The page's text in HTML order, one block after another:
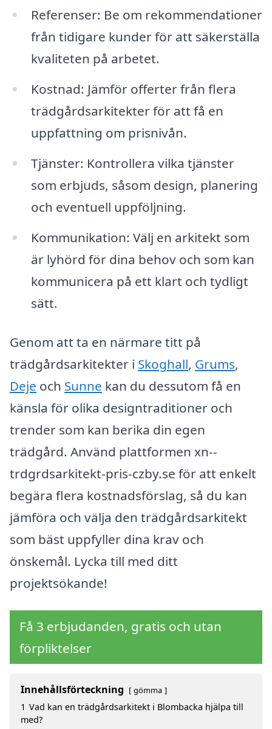
Referenser: Be om rekommendationer
från tidigare kunder för att säkerställa
kvaliteten på arbetet.
Kostnad: Jämför offerter från flera
trädgårdsarkitekter för att få en
uppfattning om prisnivån.
Tjänster: Kontrollera vilka tjänster
som erbjuds, såsom design, planering
och eventuell uppföljning.
Kommunikation: Välj en arkitekt som
är lyhörd för dina behov och som kan
kommunicera på ett klart och tydligt
sätt.
Genom att ta en närmare titt på
trädgårdsarkitekter i Skoghall, Grums,
Deje och Sunne kan du dessutom få en
känsla för olika designtraditioner och
trender som kan berika din egen
trädgård. Använd plattformen xn--
trdgrdsarkitekt-pris-czby.se för att enkelt
begära flera kostnadsförslag, så du kan
jämföra och välja den trädgårdsarkitekt
som bäst uppfyller dina krav och
önskemål. Lycka till med ditt
projektsökande!
Få 3 erbjudanden, gratis och utan
förpliktelser
Innehållsförteckning gömma
1 Vad kan en trädgårdsarkitekt i Blombacka hjälpa till
med?